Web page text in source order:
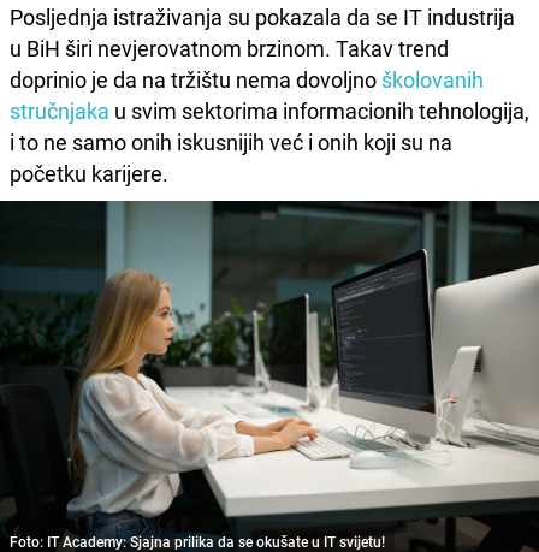
Posljednja istraživanja su pokazala da se IT industrija
u BiH širi nevjerovatnom brzinom. Takav trend
doprinio je da na tržištu nema dovoljno školovanih
stručnjaka u svim sektorima informacionih tehnologija,
i to ne samo onih iskusnijih već i onih koji su na
početku karijere.
Foto: IT Academy: Sjajna prilika da se okušate u IT svijetu!